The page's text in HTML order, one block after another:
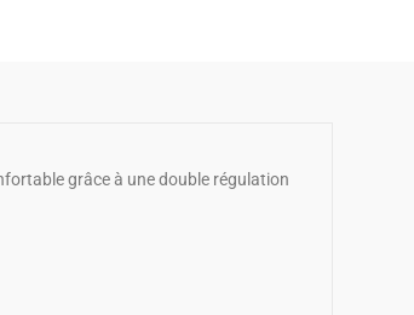
grâce à une double régulation